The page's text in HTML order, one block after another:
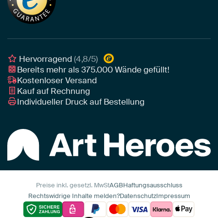
Leinwand
Leinwand für draußen
Tipps von unseren Botschaftern
Individuelle Einrichtungsberatung
Botschafter
Awards und Preise
Art Heroes App
Hervorragend(4,8/5)
Bereits mehr als375.000Wände gefüllt!
Kostenloser Versand
Kauf auf Rechnung
Individueller Druck auf Bestellung
Preise inkl. gesetzl. MwStAGBHaftungsausschluss
Rechtswidrige Inhalte melden?DatenschutzImpressum